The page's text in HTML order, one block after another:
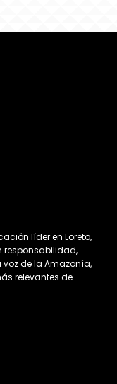
líder en Loreto,
responsabilidad,
de la Amazonía,
relevantes de